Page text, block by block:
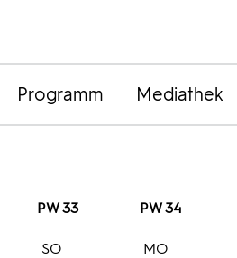
Programm Mediathek
PW 33 PW 34
SO MO